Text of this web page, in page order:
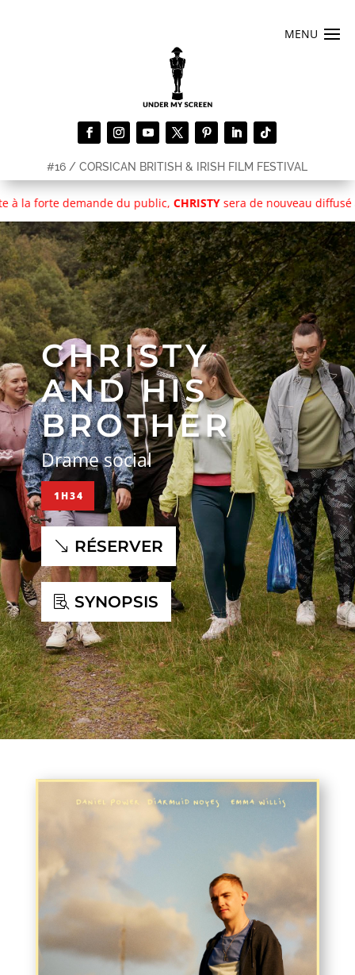
#16 / CORSICAN BRITISH & IRISH FILM FESTIVAL
du public,CHRISTYsera de nouveau diffusé auPALAIS
CHRISTY
AND HIS
BROTHER
Drame social
1H34
RÉSERVER
SYNOPSIS